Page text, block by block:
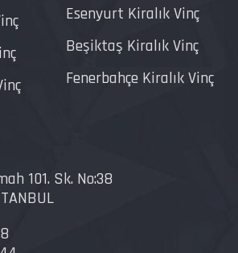
Esenyurt Kiralık Vinç
Beşiktaş Kiralık Vinç
Fenerbahçe Kiralık Vinç
101. Sk. No:38